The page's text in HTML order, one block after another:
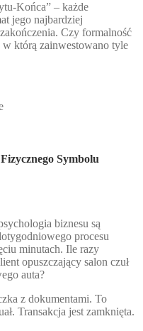
Końca” – każde
jego najbardziej
Czy formalność
w którą zainwestowano tyle
Symbolu
biznesu są
procesu
minutach. Ile razy
opuszczający salon czuł
auta?
z dokumentami. To
Transakcja jest zamknięta.